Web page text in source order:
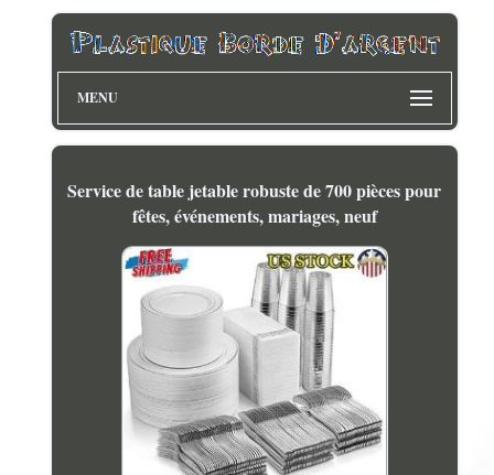
MENU
Service de table jetable robuste de 700 pièces pour
fêtes, événements, mariages, neuf